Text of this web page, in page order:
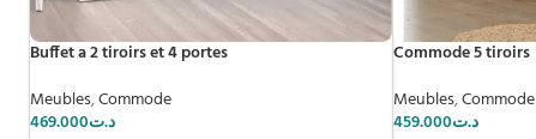
Buffet a 2 tiroirs et 4 portes
Meubles,Commode
د.ت469.000
Commode 5 tiroirs
Meubles,Commode
د.ت459.000